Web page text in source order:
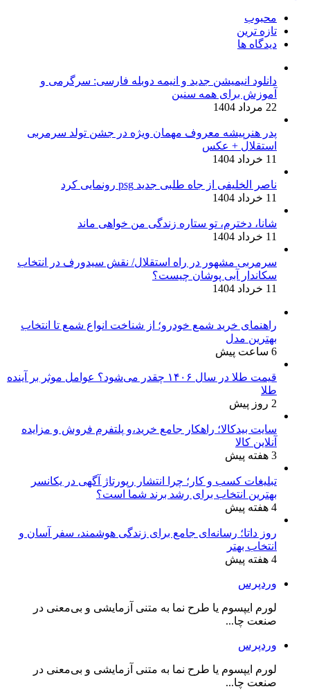
محبوب
تازه ترین
دیدگاه ها
دانلود انیمیشن جدید و انیمه دوبله فارسی: سرگرمی و
آموزش برای همه سنین
22 مرداد 1404
پدر هنرپیشه معروف مهمان ویژه در جشن تولد سرمربی
استقلال + عکس
11 خرداد 1404
ناصر الخلیفی از جاه طلبی جدید psg رونمایی کرد
11 خرداد 1404
شانا، دخترم، تو ستاره زندگی من خواهی ماند
11 خرداد 1404
سرمربی مشهور در راه استقلال/ نقش سیدورف در انتخاب
سکاندار آبی پوشان چیست؟
11 خرداد 1404
راهنمای خرید شمع خودرو؛ از شناخت انواع شمع تا انتخاب
بهترین مدل
6 ساعت پیش
قیمت طلا در سال ۱۴۰۶ چقدر می‌شود؟ عوامل موثر بر آینده
طلا
2 روز پیش
سایت بیدکالا؛ راهکار جامع خرید،و پلتفرم فروش و مزایده
آنلاین کالا
3 هفته پیش
تبلیغات کسب و کار؛ چرا انتشار رپورتاژ آگهی در یکانسر
بهترین انتخاب برای رشد برند شما است؟
4 هفته پیش
روز داتا؛ رسانه‌ای جامع برای زندگی هوشمند، سفر آسان و
انتخاب بهتر
4 هفته پیش
وردپرس
لورم ایپسوم یا طرح‌ نما به متنی آزمایشی و بی‌معنی در
صنعت چا...
وردپرس
لورم ایپسوم یا طرح‌ نما به متنی آزمایشی و بی‌معنی در
صنعت چا...